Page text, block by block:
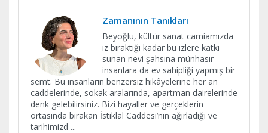
Zamanının Tanıkları
Beyoğlu, kültür sanat camiamızda
iz bıraktığı kadar bu izlere katkı
sunan nevi şahsına münhasır
insanlara da ev sahipliği yapmış bir
semt. Bu insanların benzersiz hikâyelerine her an
caddelerinde, sokak aralarında, apartman dairelerinde
denk gelebilirsiniz. Bizi hayaller ve gerçeklerin
ortasında bırakan İstiklal Caddesi’nin ağırladığı ve
tarihimizd ...